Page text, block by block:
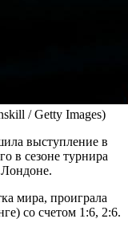
/ Getty Images)
выступление в
в сезоне турнира
мира, проиграла
со счетом 1:6, 2:6.